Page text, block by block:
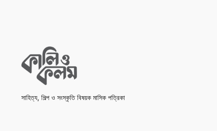
সাহিত্য, শিল্প ও সংস্কৃতি বিষয়ক মাসিক পত্রিকা